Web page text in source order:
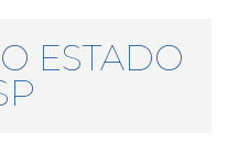
ESTADO